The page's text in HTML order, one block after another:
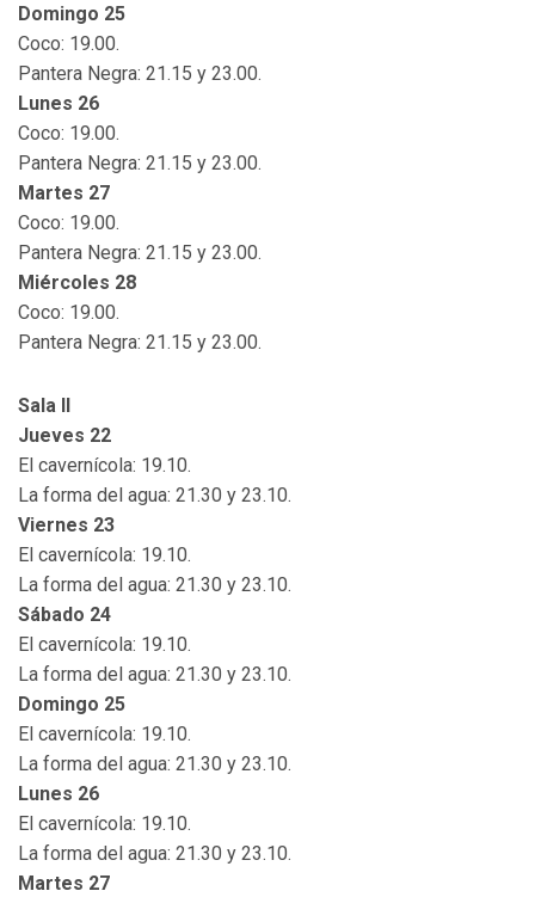
Domingo 25
Coco: 19.00.
Pantera Negra: 21.15 y 23.00.
Lunes 26
Coco: 19.00.
Pantera Negra: 21.15 y 23.00.
Martes 27
Coco: 19.00.
Pantera Negra: 21.15 y 23.00.
Miércoles 28
Coco: 19.00.
Pantera Negra: 21.15 y 23.00.
Sala II
Jueves 22
El cavernícola: 19.10.
La forma del agua: 21.30 y 23.10.
Viernes 23
El cavernícola: 19.10.
La forma del agua: 21.30 y 23.10.
Sábado 24
El cavernícola: 19.10.
La forma del agua: 21.30 y 23.10.
Domingo 25
El cavernícola: 19.10.
La forma del agua: 21.30 y 23.10.
Lunes 26
El cavernícola: 19.10.
La forma del agua: 21.30 y 23.10.
Martes 27